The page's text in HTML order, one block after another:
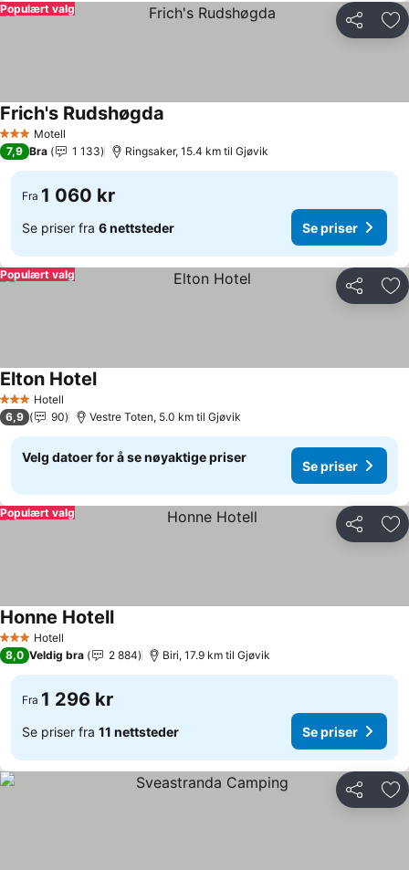
Del
Populært valg
3 StjernerMotell
Frich's Rudshøgda
7,9 Bra 1 133 Ringsaker, 15.4 km til Gjøvik
Fra 1 060 kr
Se priser fra 6 nettsteder Se priser
Del
Populært valg
3 StjernerHotell
Elton Hotel
6,9 90 Vestre Toten, 5.0 km til Gjøvik
Velg datoer for å se nøyaktige priser
Se priser
Del
Populært valg
3 StjernerHotell
Honne Hotell
8,0 Veldig bra 2 884 Biri, 17.9 km til Gjøvik
Fra 1 296 kr
Se priser fra 11 nettsteder Se priser
Del